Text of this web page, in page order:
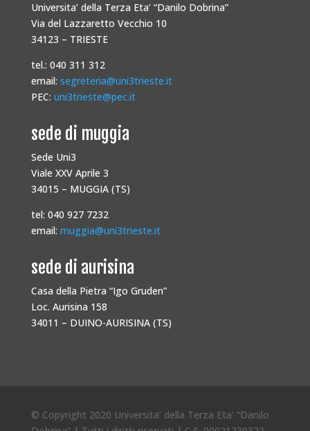
Universita’ della Terza Eta’ “Danilo Dobrina”
Via del Lazzaretto Vecchio 10
34123 – TRIESTE
tel.: 040 311 312
email: segreteria@uni3trieste.it
PEC: uni3trieste@pec.it
sede di muggia
Sede Uni3
Viale XXV Aprile 3
34015 – MUGGIA (TS)
tel: 040 927 7232
email: muggia@uni3trieste.it
sede di aurisina
Casa della Pietra “Igo Gruden”
Loc. Aurisina 158
34011 – DUINO-AURISINA (TS)
© Copyright 2020 Universita’ della Terza Eta’ “Danilo